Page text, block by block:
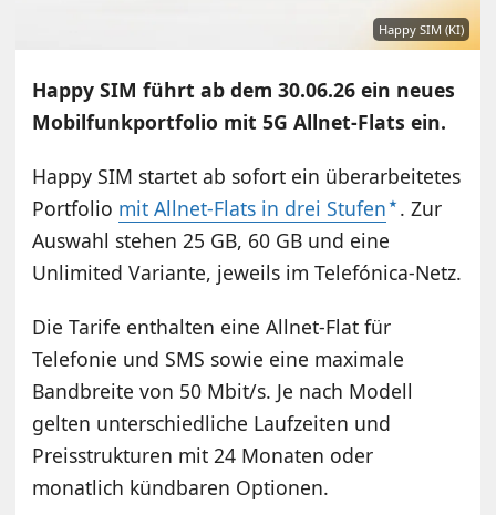
Happy SIM (KI)
Happy SIM führt ab dem 30.06.26 ein neues
Mobilfunkportfolio mit 5G Allnet-Flats ein.
Happy SIM startet ab sofort ein überarbeitetes
Portfolio mit Allnet-Flats in drei Stufen . Zur
Auswahl stehen 25 GB, 60 GB und eine
Unlimited Variante, jeweils im Telefónica-Netz.
Die Tarife enthalten eine Allnet-Flat für
Telefonie und SMS sowie eine maximale
Bandbreite von 50 Mbit/s. Je nach Modell
gelten unterschiedliche Laufzeiten und
Preisstrukturen mit 24 Monaten oder
monatlich kündbaren Optionen.